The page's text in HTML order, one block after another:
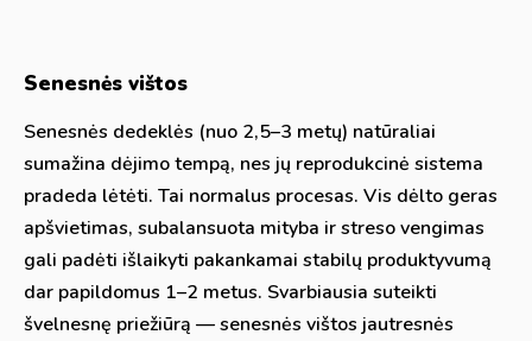
Senesnės vištos
Senesnės dedeklės (nuo 2,5–3 metų) natūraliai
sumažina dėjimo tempą, nes jų reprodukcinė sistema
pradeda lėtėti. Tai normalus procesas. Vis dėlto geras
apšvietimas, subalansuota mityba ir streso vengimas
gali padėti išlaikyti pakankamai stabilų produktyvumą
dar papildomus 1–2 metus. Svarbiausia suteikti
švelnesnę priežiūrą — senesnės vištos jautresnės